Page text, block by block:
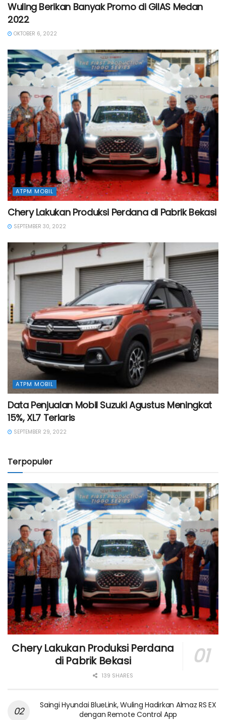
Wuling Berikan Banyak Promo di GIIAS Medan
2022
OKTOBER 6, 2022
ATPM MOBIL
Chery Lakukan Produksi Perdana di Pabrik Bekasi
SEPTEMBER 30, 2022
ATPM MOBIL
Data Penjualan Mobil Suzuki Agustus Meningkat
15%, XL7 Terlaris
SEPTEMBER 29, 2022
Terpopuler
Chery Lakukan Produksi Perdana
di Pabrik Bekasi
139 SHARES
Saingi Hyundai BlueLink, Wuling Hadirkan Almaz RS EX
dengan Remote Control App